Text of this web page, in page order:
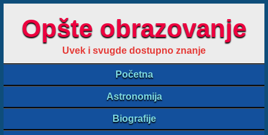
Opšte obrazovanje
Uvek i svugde dostupno znanje
Početna
Astronomija
Biografije